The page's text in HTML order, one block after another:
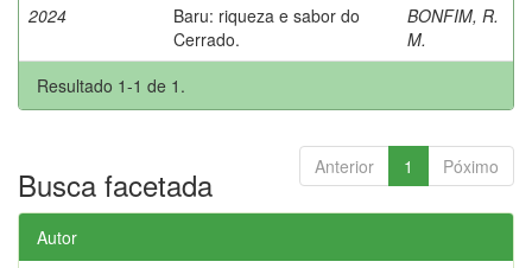
2024
Baru: riqueza e sabor do
Cerrado.
BONFIM, R.
M.
Resultado 1-1 de 1.
Anterior 1 Póximo
Busca facetada
Autor